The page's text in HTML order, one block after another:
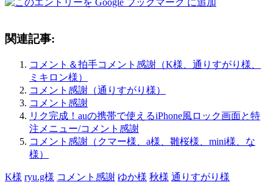
関連記事:
コメント＆拍手コメント感謝（K様、通りすがり様、
ミキロン様）
コメント感謝（通りすがり様）
コメント感謝
リク完成！auの携帯で使えるiPhone風ロック画面と特
注メニュー/コメント感謝
コメント感謝（クマー様、a様、雛桜様、mini様、な
様）
K様 ryu.g様 コメント感謝 ゆか様 秋様 通りすがり様